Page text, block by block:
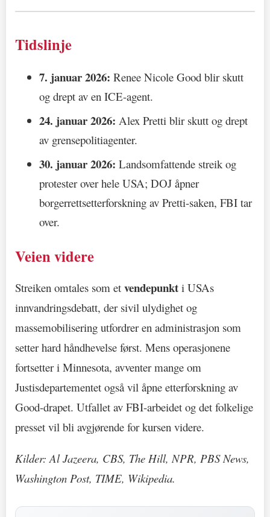
Tidslinje
7. januar 2026: Renee Nicole Good blir skutt
og drept av en ICE-agent.
24. januar 2026: Alex Pretti blir skutt og drept
av grensepolitiagenter.
30. januar 2026: Landsomfattende streik og
protester over hele USA; DOJ åpner
borgerrettsetterforskning av Pretti-saken, FBI tar
over.
Veien videre
Streiken omtales som et vendepunkt i USAs
innvandringsdebatt, der sivil ulydighet og
massemobilisering utfordrer en administrasjon som
setter hard håndhevelse først. Mens operasjonene
fortsetter i Minnesota, avventer mange om
Justisdepartementet også vil åpne etterforskning av
Good-drapet. Utfallet av FBI-arbeidet og det folkelige
presset vil bli avgjørende for kursen videre.
Kilder: Al Jazeera, CBS, The Hill, NPR, PBS News,
Washington Post, TIME, Wikipedia.